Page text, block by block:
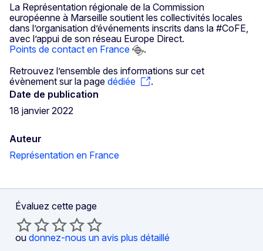
La Représentation régionale de la Commission
européenne à Marseille soutient les collectivités locales
dans l’organisation d’événements inscrits dans la #CoFE,
avec l’appui de son réseau Europe Direct.
Points de contact en France
.
Retrouvez l’ensemble des informations sur cet
évènement sur la page dédiée
.
Date de publication
18 janvier 2022
Auteur
Représentation en France
Évaluez cette page
ou donnez-nous un avis plus détaillé